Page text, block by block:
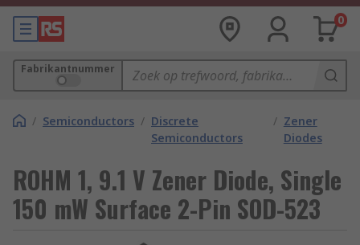
0
Fabrikantnummer
/ Semiconductors / Discrete
Semiconductors
/ Zener
Diodes
ROHM 1, 9.1 V Zener Diode, Single
150 mW Surface 2-Pin SOD-523